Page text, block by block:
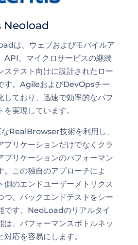
Neoload
は、ウェブおよびモバイルア
API、マイクロサービスの継続
ステスト向けに設計されたロー
す。AgileおよびDevOpsチー
しており、迅速で効率的なパフ
実現しています。
RealBrowser技術を利用し、
プリケーションだけでなくクラ
プリケーションのパフォーマン
。この独自のアプローチによ
側のエンドユーザーメトリクス
つ、バックエンドテストをシー
です。NeoLoadのリアルタイ
は、パフォーマンスボトルネッ
応を容易にします。